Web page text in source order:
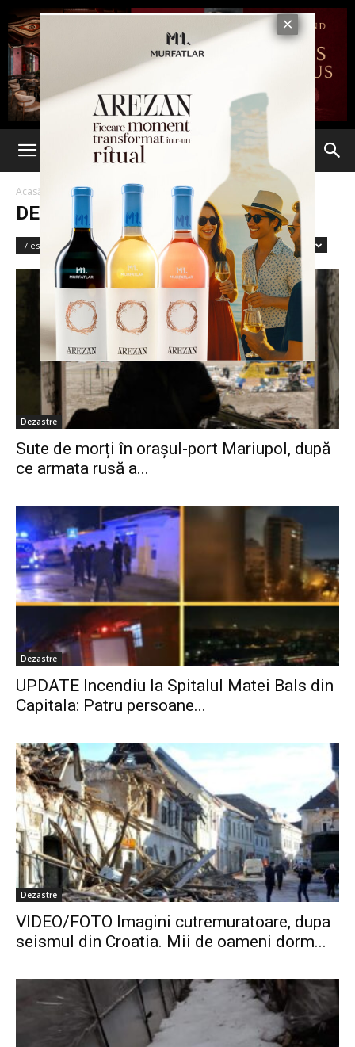
Acasă Dezastre
DEZASTRE
7 est fără un sfert Accidente Administratie Advertorial
Dezastre
Sute de morți în orașul-port Mariupol, după
ce armata rusă a...
Dezastre
UPDATE Incendiu la Spitalul Matei Bals din
Capitala: Patru persoane...
Dezastre
VIDEO/FOTO Imagini cutremuratoare, dupa
seismul din Croatia. Mii de oameni dorm...